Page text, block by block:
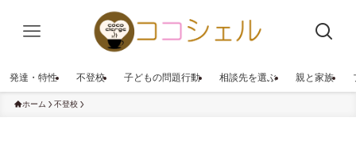
発達・特性 不登校 子どもの問題行動 相談先を選ぶ 親と家族
ホーム 不登校